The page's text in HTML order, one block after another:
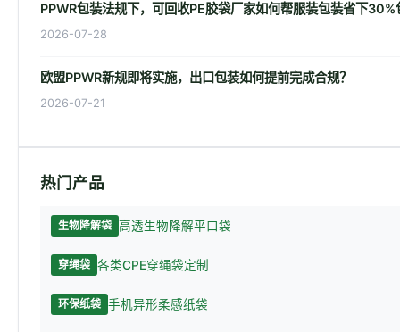
PPWR包装法规下，可回收PE胶袋厂家如何帮服装包装省下30%
2026-07-28
欧盟PPWR新规即将实施，出口包装如何提前完成合规？
2026-07-21
热门产品
生物降解袋 高透生物降解平口袋
穿绳袋 各类CPE穿绳袋定制
环保纸袋 手机异形柔感纸袋